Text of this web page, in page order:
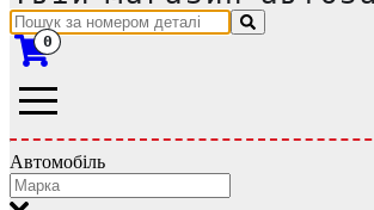
0
Автомобіль